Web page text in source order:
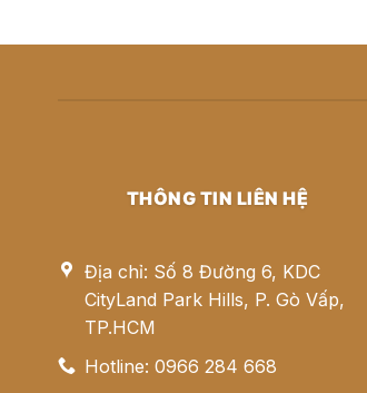
THÔNG TIN LIÊN HỆ
Địa chỉ: Số 8 Đường 6, KDC
CityLand Park Hills, P. Gò Vấp,
TP.HCM
Hotline: 0966 284 668